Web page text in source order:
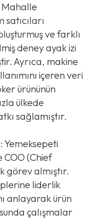
Mahalle
ve farklı
deney ayak izi
Ayrıca, makine
içeren veri
ürününün
ülkede
sağlamıştır.
Yemeksepeti
(Chief
almıştır.
liderlik
anlayarak ürün
çalışmalar